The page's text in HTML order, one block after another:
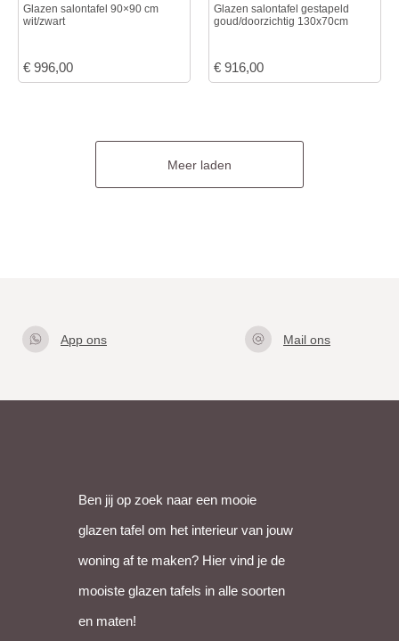
Glazen salontafel 90×90 cm
wit/zwart
€ 996,00
Glazen salontafel gestapeld
goud/doorzichtig 130x70cm
€ 916,00
Meer laden
App ons
Mail ons
Ben jij op zoek naar een mooie
glazen tafel om het interieur van jouw
woning af te maken? Hier vind je de
mooiste glazen tafels in alle soorten
en maten!